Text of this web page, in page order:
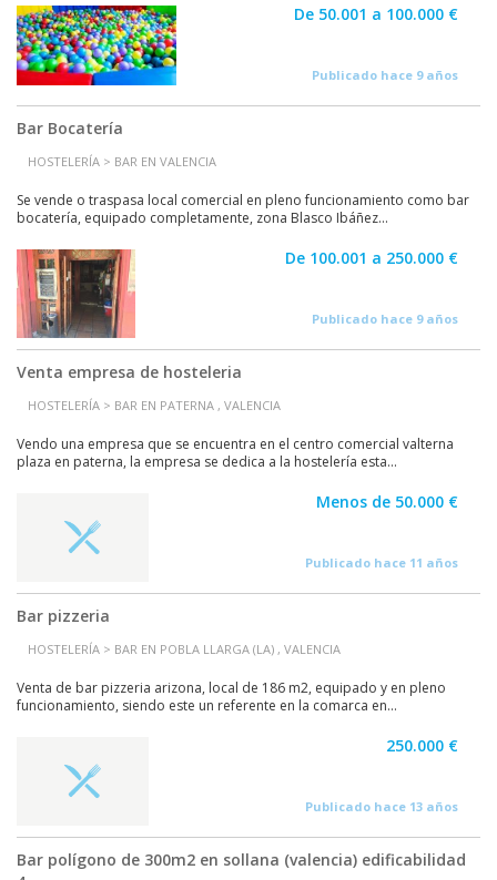
De 50.001 a 100.000 €
Publicado hace 9 años
Bar Bocatería
HOSTELERÍA > BAR EN VALENCIA
Se vende o traspasa local comercial en pleno funcionamiento como bar
bocatería, equipado completamente, zona Blasco Ibáñez...
De 100.001 a 250.000 €
Publicado hace 9 años
Venta empresa de hosteleria
HOSTELERÍA > BAR EN PATERNA , VALENCIA
Vendo una empresa que se encuentra en el centro comercial valterna
plaza en paterna, la empresa se dedica a la hostelería esta...
Menos de 50.000 €
Publicado hace 11 años
Bar pizzeria
HOSTELERÍA > BAR EN POBLA LLARGA (LA) , VALENCIA
Venta de bar pizzeria arizona, local de 186 m2, equipado y en pleno
funcionamiento, siendo este un referente en la comarca en...
250.000 €
Publicado hace 13 años
Bar polígono de 300m2 en sollana (valencia) edificabilidad